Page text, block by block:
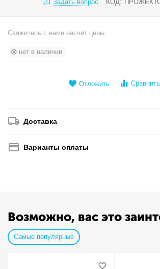
Задать вопрос КОД:
Свяжитесь с нами насчёт цены
нет в наличии
Отложить Сравнить
Доставка
Варианты оплаты
Возможно, вас это
Самые популярные